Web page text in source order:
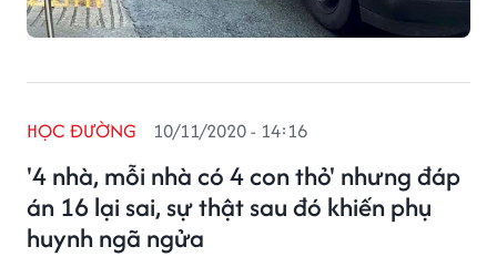
'4 nhà, mỗi nhà có 4 con thỏ' nhưng đáp
án 16 lại sai, sự thật sau đó khiến phụ
huynh ngã ngửa
HỌC ĐƯỜNG 10/11/2020 - 14:16